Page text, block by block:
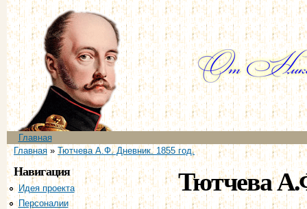
Главное меню
Главная
Вы здесь
Главная» Тютчева А.Ф. Дневник. 1855 год.
Навигация
Идея проекта
Персоналии
Тютчева